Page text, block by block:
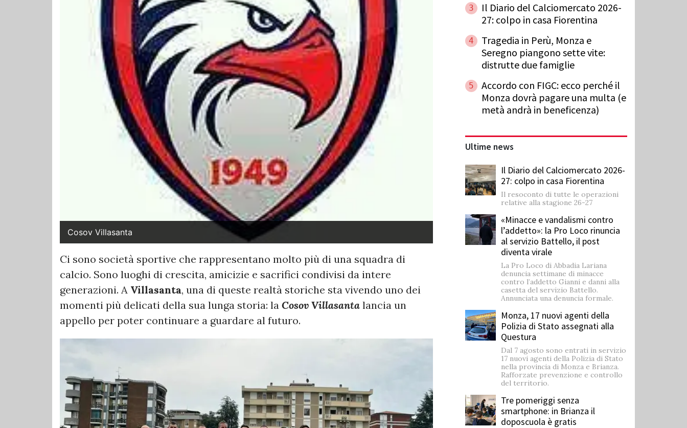
Cosov Villasanta
Ci sono società sportive che rappresentano molto più di una squadra di
calcio. Sono luoghi di crescita, amicizie e sacrifici condivisi da intere
generazioni. A Villasanta, una di queste realtà storiche sta vivendo uno dei
momenti più delicati della sua lunga storia: la Cosov Villasanta lancia un
appello per poter continuare a guardare al futuro.
3
Il Diario del Calciomercato 2026-
27: colpo in casa Fiorentina
4
Tragedia in Perù, Monza e
Seregno piangono sette vite:
distrutte due famiglie
5
Accordo con FIGC: ecco perché il
Monza dovrà pagare una multa (e
metà andrà in beneficenza)
Ultime news
Il Diario del Calciomercato 2026-
27: colpo in casa Fiorentina
Il resoconto di tutte le operazioni
relative alla stagione 26-27
«Minacce e vandalismi contro
l’addetto»: la Pro Loco rinuncia
al servizio Battello, il post
diventa virale
La Pro Loco di Abbadia Lariana
denuncia settimane di minacce
contro l’addetto Gianni e danni alla
casetta del servizio Battello.
Annunciata una denuncia formale.
Monza, 17 nuovi agenti della
Polizia di Stato assegnati alla
Questura
Dal 7 agosto sono entrati in servizio
17 nuovi agenti della Polizia di Stato
nella provincia di Monza e Brianza.
Rafforzate prevenzione e controllo
del territorio.
Tre pomeriggi senza
smartphone: in Brianza il
doposcuola è gratis